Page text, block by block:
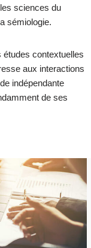
sciences du
sémiologie.
contextuelles
aux interactions
indépendante
de ses